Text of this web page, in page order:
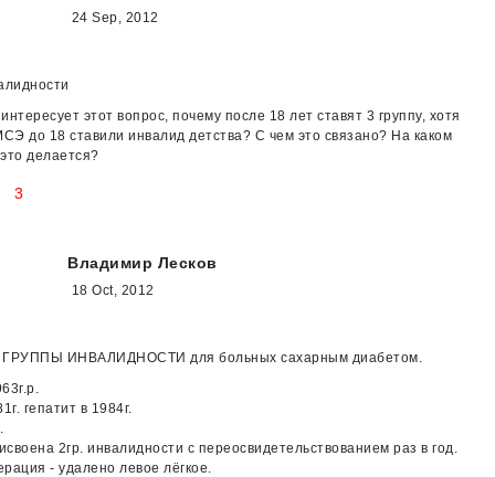
24 Sep, 2012
этот вопрос, почему после 18 лет ставят 3 группу, хотя
до 18 ставили инвалид детства? С чем это связано? На каком
делается?
3
Владимир Лесков
18 Oct, 2012
ГРУППЫ ИНВАЛИДНОСТИ для больных сахарным диабетом.
гепатит в 1984г.
2гр. инвалидности с переосвидетельствованием раз в год.
- удалено левое лёгкое.